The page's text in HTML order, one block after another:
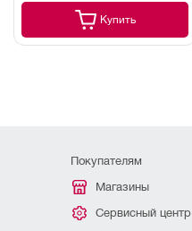
Купить
Покупателям
Магазины
Сервисный центр